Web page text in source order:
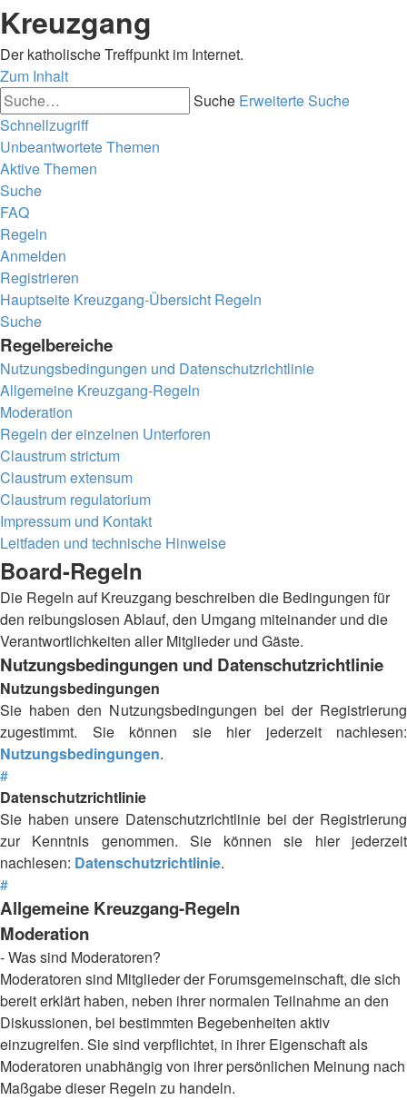
Kreuzgang
Der katholische Treffpunkt im Internet.
Zum Inhalt
Suche Erweiterte Suche
Schnellzugriff
Unbeantwortete Themen
Aktive Themen
Suche
FAQ
Regeln
Anmelden
Registrieren
Hauptseite Kreuzgang-Übersicht Regeln
Suche
Regelbereiche
Nutzungsbedingungen und Datenschutzrichtlinie
Allgemeine Kreuzgang-Regeln
Moderation
Regeln der einzelnen Unterforen
Claustrum strictum
Claustrum extensum
Claustrum regulatorium
Impressum und Kontakt
Leitfaden und technische Hinweise
Board-Regeln
Die Regeln auf Kreuzgang beschreiben die Bedingungen für
den reibungslosen Ablauf, den Umgang miteinander und die
Verantwortlichkeiten aller Mitglieder und Gäste.
Nutzungsbedingungen und Datenschutzrichtlinie
Nutzungsbedingungen
Sie haben den Nutzungsbedingungen bei der Registrierung
zugestimmt. Sie können sie hier jederzeit nachlesen:
Nutzungsbedingungen.
#
Datenschutzrichtlinie
Sie haben unsere Datenschutzrichtlinie bei der Registrierung
zur Kenntnis genommen. Sie können sie hier jederzeit
nachlesen: Datenschutzrichtlinie.
#
Allgemeine Kreuzgang-Regeln
Moderation
- Was sind Moderatoren?
Moderatoren sind Mitglieder der Forumsgemeinschaft, die sich
bereit erklärt haben, neben ihrer normalen Teilnahme an den
Diskussionen, bei bestimmten Begebenheiten aktiv
einzugreifen. Sie sind verpflichtet, in ihrer Eigenschaft als
Moderatoren unabhängig von ihrer persönlichen Meinung nach
Maßgabe dieser Regeln zu handeln.